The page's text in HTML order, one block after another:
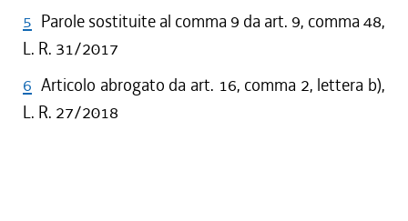
5 Parole sostituite al comma 9 da art. 9, comma 48,
L. R. 31/2017
6 Articolo abrogato da art. 16, comma 2, lettera b),
L. R. 27/2018